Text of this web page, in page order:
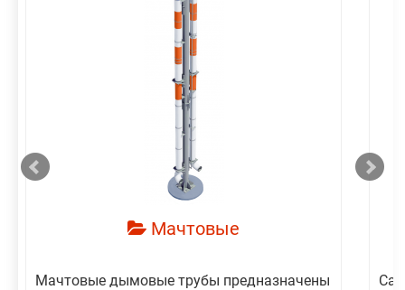
Мачтовые
Мачтовые дымовые трубы предназначены